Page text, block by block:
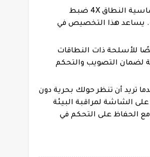
حساسية النطاق 4X: على غرار حساسية النطاق 2X، يتيح لك إعداد حساسية النطاق 4X ضبط
الحساسية على وجه التحديد عند استخدام الأسلحة مع ملحق نطاق 4X. يساعد هذا التخصيص في
للأسلحة ذات النطاقات
لضمان التصويب والتحكم
تريد أن تنظر حولك بحرية دون
الشاشة لمراقبة البيئة
الحفاظ على التحكم في